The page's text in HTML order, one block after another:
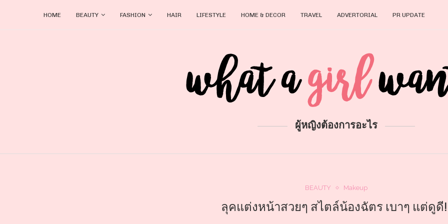
HOME BEAUTY FASHION HAIR LIFESTYLE HOME & DECOR TRAVEL ADVERTORIAL PR UPDATE
ผู้หญิงต้องการอะไร
BEAUTY Makeup
ลุคแต่งหน้าสวยๆ สไตล์น้องฉัตร เบาๆ แต่ดูดี